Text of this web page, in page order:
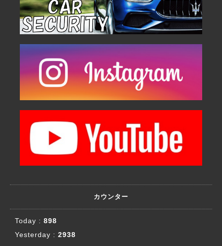
カウンター
Today : 898
Yesterday : 2938